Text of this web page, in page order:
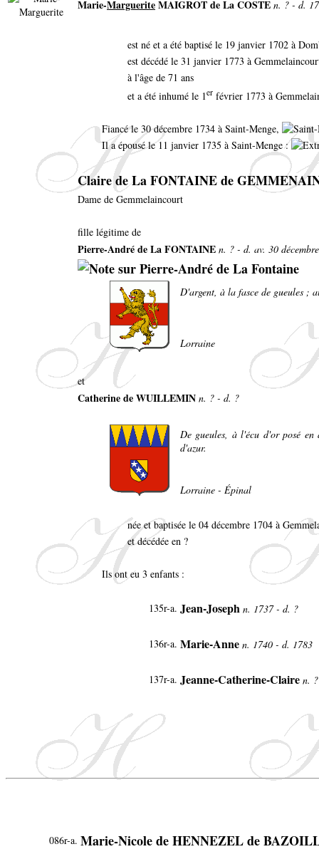
Marie-MargueriteMAIGROT de La COSTE n. ? - d.
est né et a été baptisé le 19 janvier 1702 à
est décédé le 31 janvier 1773 à
à l'âge de 71 ans
et a été inhumé le 1er février 1773 à
Fiancé le 30 décembre 1734 à Saint-Menge,
Il a épousé le 11 janvier 1735 à Saint-Menge :
Claire de La FONTAINE de
Dame de Gemmelaincourt
fille légitime de
Pierre-André de La FONTAINE n. ? - d. av. 30
D'argent, à la fasce de gueules ;
Lorraine
et
Catherine de WUILLEMIN n. ? - d. ?
De gueules, à l'écu d'or posé
d'azur.
Lorraine - Épinal
née et baptisée le 04 décembre 1704 à
et décédée en ?
Ils ont eu 3 enfants :
135r-a. Jean-Joseph n. 1737 - d. ?
136r-a. Marie-Anne n. 1740 - d. 1783
137r-a. Jeanne-Catherine-Claire n.
086r-a. Marie-Nicole de HENNEZEL de